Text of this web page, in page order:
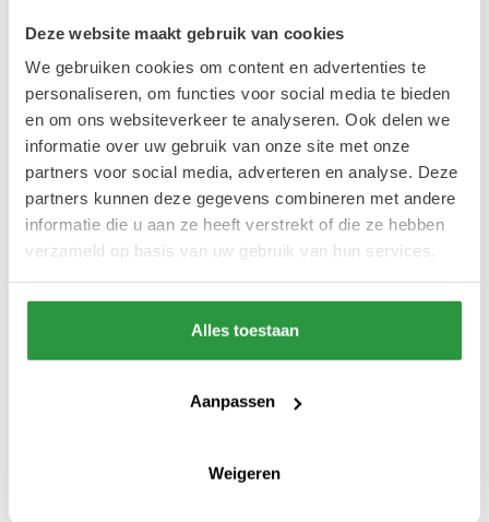
Deze website maakt gebruik van cookies
We gebruiken cookies om content en advertenties te
personaliseren, om functies voor social media te bieden
en om ons websiteverkeer te analyseren. Ook delen we
informatie over uw gebruik van onze site met onze
partners voor social media, adverteren en analyse. Deze
partners kunnen deze gegevens combineren met andere
informatie die u aan ze heeft verstrekt of die ze hebben
verzameld op basis van uw gebruik van hun services.
Alles toestaan
Aanpassen
Weigeren
Ook interessant
#REISINSPIRATIE
De stad in
Vanaf Rotterdam
Centraal: zo begin
#DESIGN & ARCHITECTUUR
Gewoon in #RC
Bezoek deze
evenementen
Dakendagen
#CULTUUR & ENTERTAINMENT